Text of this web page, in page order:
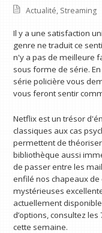
Actualité, Streaming
Il y a une satisfaction
genre ne traduit ce
n'y a pas de meilleure
sous forme de série.
série policière vous
vous feront sentir
Netflix est un trésor
classiques aux cas
permettent de
bibliothèque aussi
de passer entre les
enfilé nos chapeaux
mystérieuses
actuellement
d’options, consultez
cette semaine.